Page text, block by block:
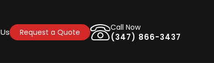
Request a Quote
Call Now
(347) 866-3437